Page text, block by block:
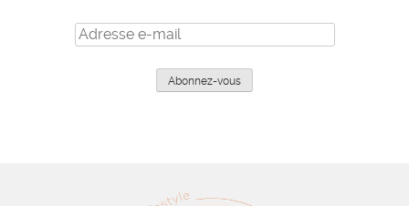
Adresse
e-
Abonnez-vous